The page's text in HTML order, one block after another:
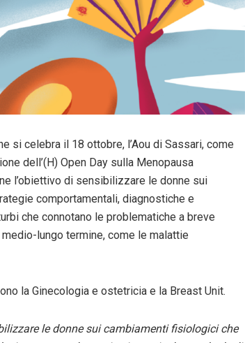
si celebra il 18 ottobre, l’Aou di Sassari, come
dell’(H) Open Day sulla Menopausa
l’obiettivo di sensibilizzare le donne sui
comportamentali, diagnostiche e
che connotano le problematiche a breve
lungo termine, come le malattie
la Ginecologia e ostetricia e la Breast Unit.
le donne sui cambiamenti fisiologici che